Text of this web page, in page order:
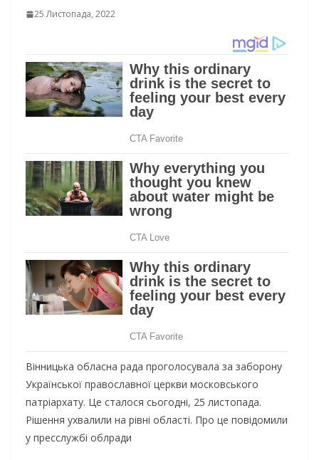
25 Листопада, 2022
Вінницька обласна рада проголосувала за заборону
Української православної церкви московського
патріархату. Це сталося сьогодні, 25 листопада.
Рішення ухвалили на рівні області. Про це повідомили
у пресслужбі облради